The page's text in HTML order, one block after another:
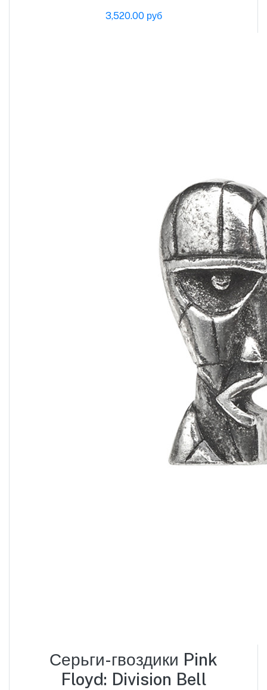
3,520.00 руб
Серьги-гвоздики Pink
Floyd: Division Bell